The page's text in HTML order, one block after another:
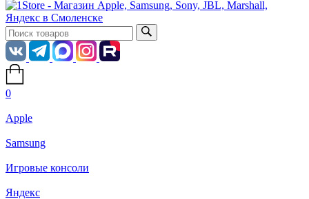
0
Apple
Samsung
Игровые консоли
Яндекс